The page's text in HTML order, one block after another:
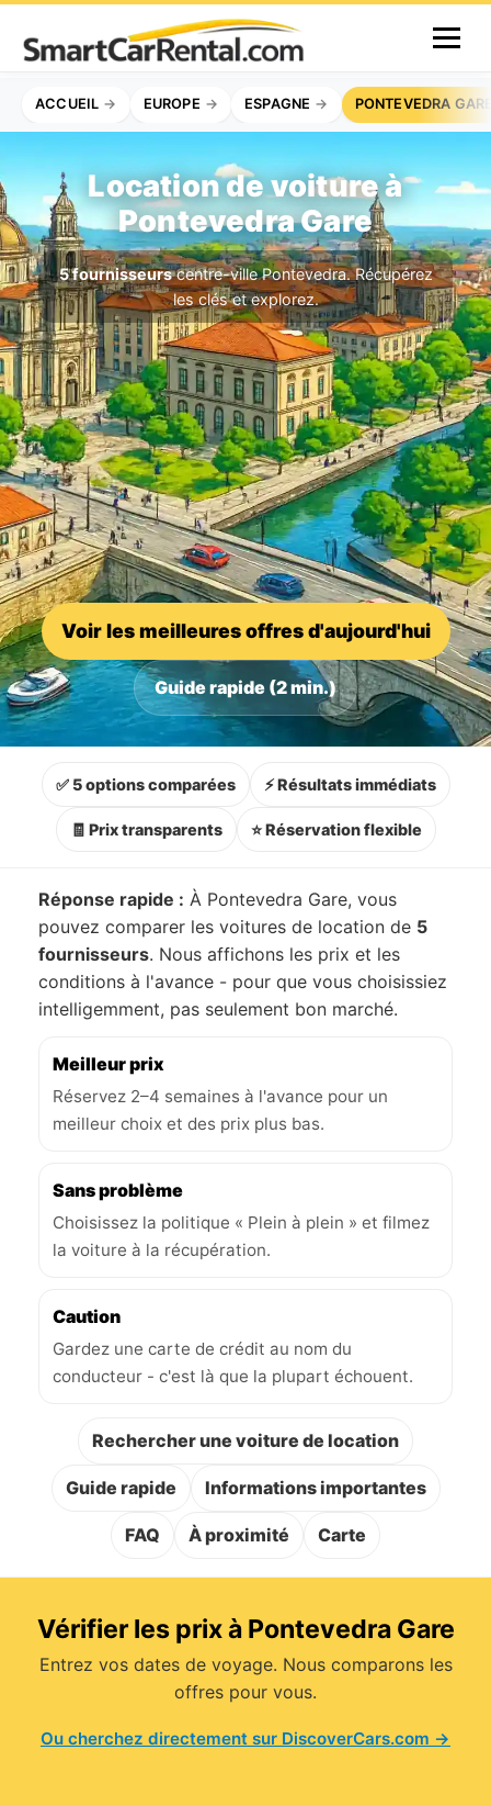
ACCUEIL EUROPE ESPAGNE PONTEVEDRA
Location de voiture à
Pontevedra Gare
5 fournisseurscentre-ville Pontevedra. Récupérez
les clés et explorez.
Voir les meilleures offres d'aujourd'hui
Guide rapide (2 min.)
✅ 5 options comparées ⚡ Résultats immédiats
🧾 Prix transparents ⭐ Réservation flexible
Réponse rapide : À Pontevedra Gare, vous
pouvez comparer les voitures de location de 5
fournisseurs. Nous affichons les prix et les
conditions à l'avance - pour que vous choisissiez
intelligemment, pas seulement bon marché.
Meilleur prix
Réservez 2–4 semaines à l'avance pour un
meilleur choix et des prix plus bas.
Sans problème
Choisissez la politique « Plein à plein » et filmez
la voiture à la récupération.
Caution
Gardez une carte de crédit au nom du
conducteur - c'est là que la plupart échouent.
Rechercher une voiture de location
Guide rapide Informations importantes
FAQ À proximité Carte
Vérifier les prix à Pontevedra Gare
Entrez vos dates de voyage. Nous comparons les
offres pour vous.
Ou cherchez directement sur DiscoverCars.com →